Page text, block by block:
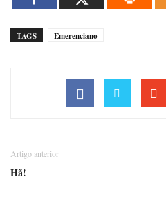
TAGS Emerenciano
Artigo anterior
Hã!